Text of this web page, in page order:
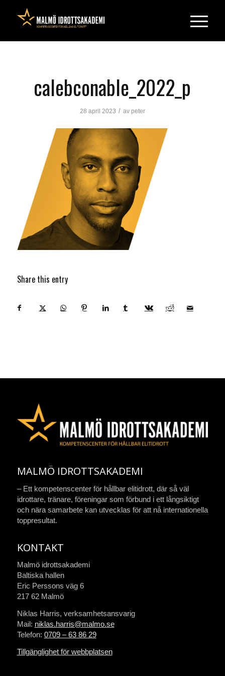
calebconable_2022_p
28 april 2023 / av peter
Share this entry
MALMÖ IDROTTSAKADEMI
– Ett kompetenscenter för hållbar elitidrott, där så väl
idrottare, tränare, föreningar som förbund i ett långsiktigt
och nära samarbete kan utvecklas för att nå internationella
toppresultat.
KONTAKT
Malmö idrottsakademi
Baltiska hallen
Eric Perssons väg 6
217 62 Malmö
Niklas Harris, verksamhetsansvarig
Mail: niklas.harris@malmo.se
Telefon: 0709 – 63 86 29
Tillgänglighet för webbplatsen